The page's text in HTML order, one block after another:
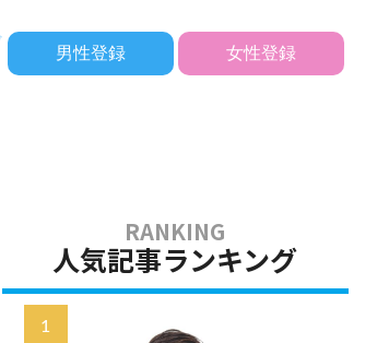
男性登録 女性登録
人気記事ランキング